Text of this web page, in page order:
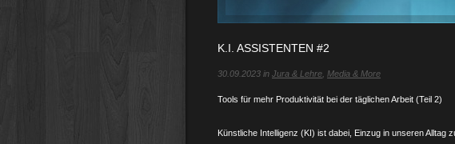
K.I. ASSISTENTEN #2
30.09.2023 in Jura & Lehre Media & More
Tools für mehr Produktivität bei der täglichen Arbeit (Teil 2)
Künstliche Intelligenz (KI) ist dabei, Einzug in unseren Alltag